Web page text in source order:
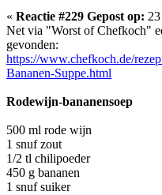
« Reactie #229 Gepost op:
Net via "Worst of Chefkoch"
gevonden:
https://www.chefkoch.de/
Bananen-Suppe.html
Rodewijn-bananensoep
500 ml rode wijn
1 snuf zout
1/2 tl chilipoeder
450 g bananen
1 snuf suiker